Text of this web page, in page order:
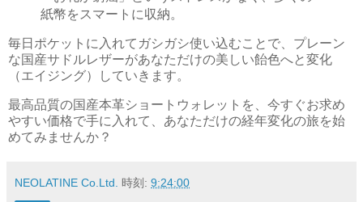
紙幣をスマートに収納。
毎日ポケットに入れてガシガシ使い込むことで、プレーン
な国産サドルレザーがあなただけの美しい飴色へと変化
（エイジング）していきます。
最高品質の国産本革ショートウォレットを、今すぐお求め
やすい価格で手に入れて、あなただけの経年変化の旅を始
めてみませんか？
NEOLATINE Co.Ltd. 時刻: 9:24:00